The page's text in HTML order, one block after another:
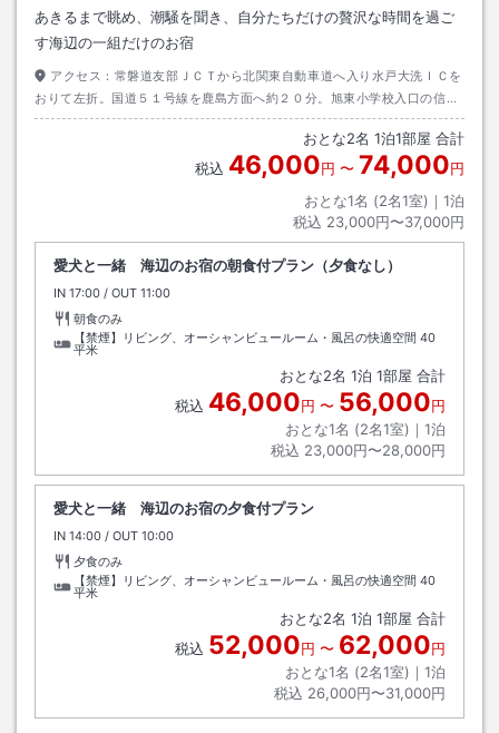
あきるまで眺め、潮騒を聞き、自分たちだけの贅沢な時間を過ご
す海辺の一組だけのお宿
アクセス： 常磐道友部ＪＣＴから北関東自動車道へ入り水戸大洗ＩＣを
おりて左折。国道５１号線を鹿島方面へ約２０分。旭東小学校入口の信号
を左折。
おとな2名 1泊1部屋 合計
税込 46,000円 〜 74,000円
おとな1名 (2名1室)｜ 1泊
税込 23,000円〜37,000円
愛犬と一緒 海辺のお宿の朝食付プラン（夕食なし）
IN チェックイン
17:00 / OUT チェックアウト
11:00
朝食のみ
【禁煙】リビング、オーシャンビュールーム・風呂の快適空間 40
平米
おとな2名 1泊 1部屋 合計
税込 46,000円 〜 56,000円
おとな1名 (2名1室)｜ 1泊
税込 23,000円〜28,000円
愛犬と一緒 海辺のお宿の夕食付プラン
IN チェックイン
14:00 / OUT チェックアウト
10:00
夕食のみ
【禁煙】リビング、オーシャンビュールーム・風呂の快適空間 40
平米
おとな2名 1泊 1部屋 合計
税込 52,000円 〜 62,000円
おとな1名 (2名1室)｜ 1泊
税込 26,000円〜31,000円